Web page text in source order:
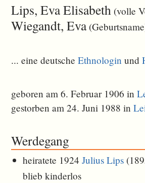
Lips, Eva Elisabeth (volle
Wiegandt, Eva
... eine deutscheEthnologin und
geboren am 6. Februar 1906 in
gestorben am 24. Juni 1988 in
Werdegang
heiratete 1924Julius Lips
blieb kinderlos